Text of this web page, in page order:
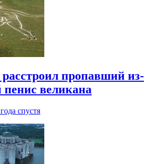
расстроил пропавший из-
пенис великана
спустя